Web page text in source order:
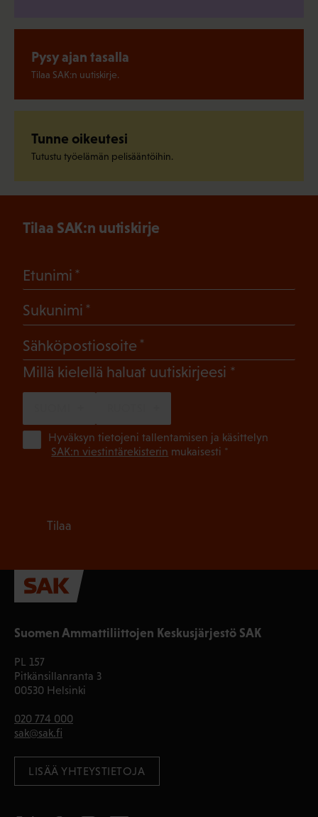
Pysy ajan tasalla
Tilaa SAK:n uutiskirje.
Tunne oikeutesi
Tutustu työelämän pelisääntöihin.
Suomen Ammattiliittojen Keskusjärjestö SAK
PL 157
Pitkänsillanranta 3
00530 Helsinki
020 774 000
sak@sak.fi
LISÄÄ YHTEYSTIETOJA
Tilaa SAK:n uutiskirje
Etunimi
Sukunimi
Sähköpostiosoite
Millä kielellä haluat uutiskirjeesi (Pakollinen)
Hyväksyn tietojeni tallentamisen ja käsittelyn
SAK:n viestintärekisterin mukaisesti *
Tilaa